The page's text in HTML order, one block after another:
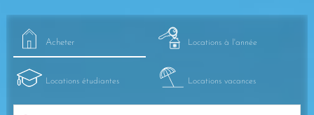
Acheter Locations à l'année
Locations étudiantes Locations vacances